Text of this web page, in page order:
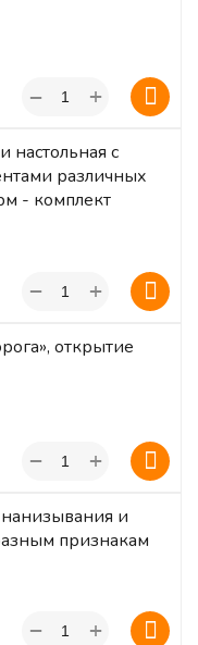
+
−
настольная с
различных
- комплект
+
−
открытие
+
−
и
признакам
+
−